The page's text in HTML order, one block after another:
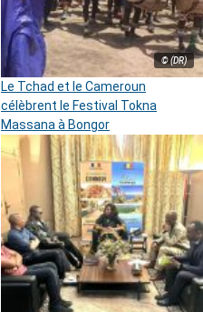
© (DR)
Le Tchad et le Cameroun
célèbrent le Festival Tokna
Massana à Bongor